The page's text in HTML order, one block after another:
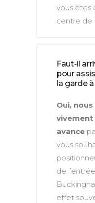
vous êtes
centre de
Faut-il
pour
la garde
Oui,
vivement
avance
vous
de
effet